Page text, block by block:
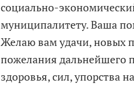
социально-
муниципалитету. Ваша
Желаю вам удачи, новых
пожелания дальнейшего
здоровья, сил, упорства